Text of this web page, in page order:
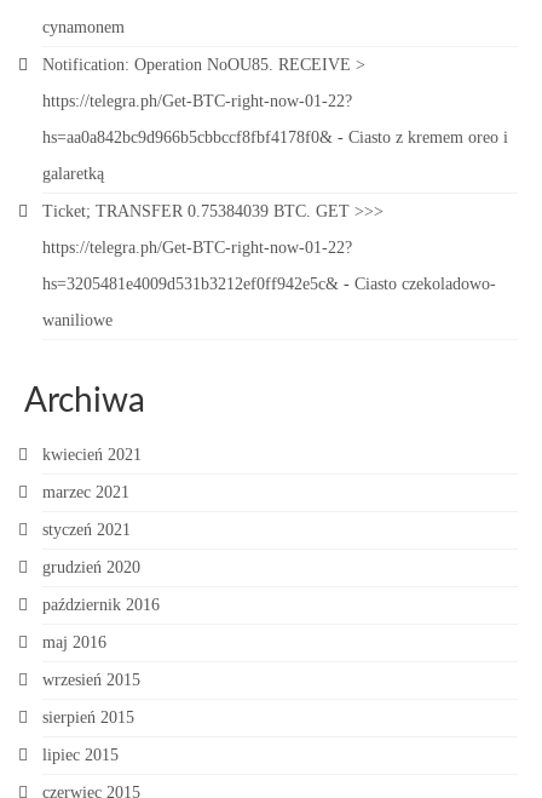
cynamonem
Notification: Operation NoOU85. RECEIVE >
https://telegra.ph/Get-BTC-right-now-01-22?
hs=aa0a842bc9d966b5cbbccf8fbf4178f0& - Ciasto z kremem oreo i
galaretką
Ticket; TRANSFER 0.75384039 BTC. GET >>>
https://telegra.ph/Get-BTC-right-now-01-22?
hs=3205481e4009d531b3212ef0ff942e5c& - Ciasto czekoladowo-
waniliowe
Archiwa
kwiecień 2021
marzec 2021
styczeń 2021
grudzień 2020
październik 2016
maj 2016
wrzesień 2015
sierpień 2015
lipiec 2015
czerwiec 2015